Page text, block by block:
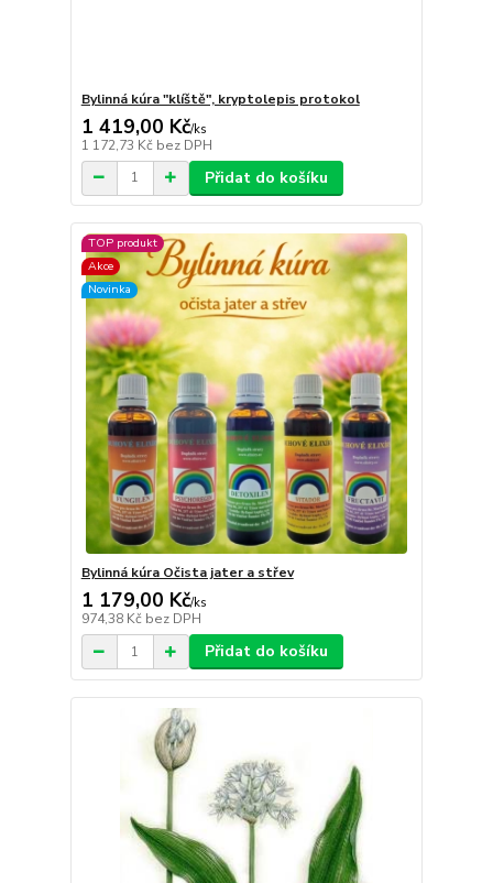
Bylinná kúra "klíště", kryptolepis protokol
1 419,00 Kč/ks
1 172,73 Kč bez DPH
Přidat do košíku
TOP produkt
Akce
Novinka
Bylinná kúra Očista jater a střev
1 179,00 Kč/ks
974,38 Kč bez DPH
Přidat do košíku